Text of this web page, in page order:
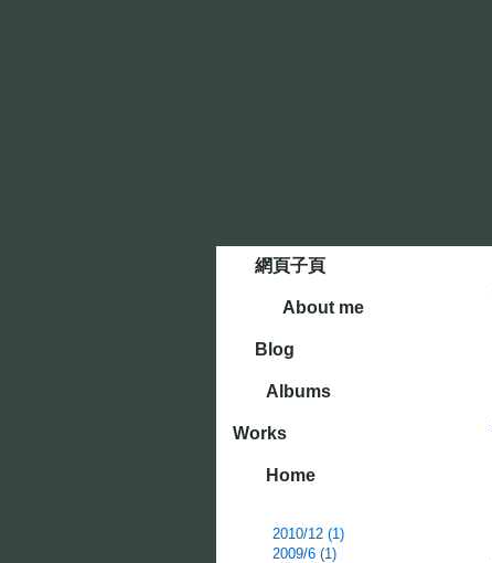
網頁子頁
About me
Blog
Albums
Works
Home
2010/12 (1)
2009/6 (1)